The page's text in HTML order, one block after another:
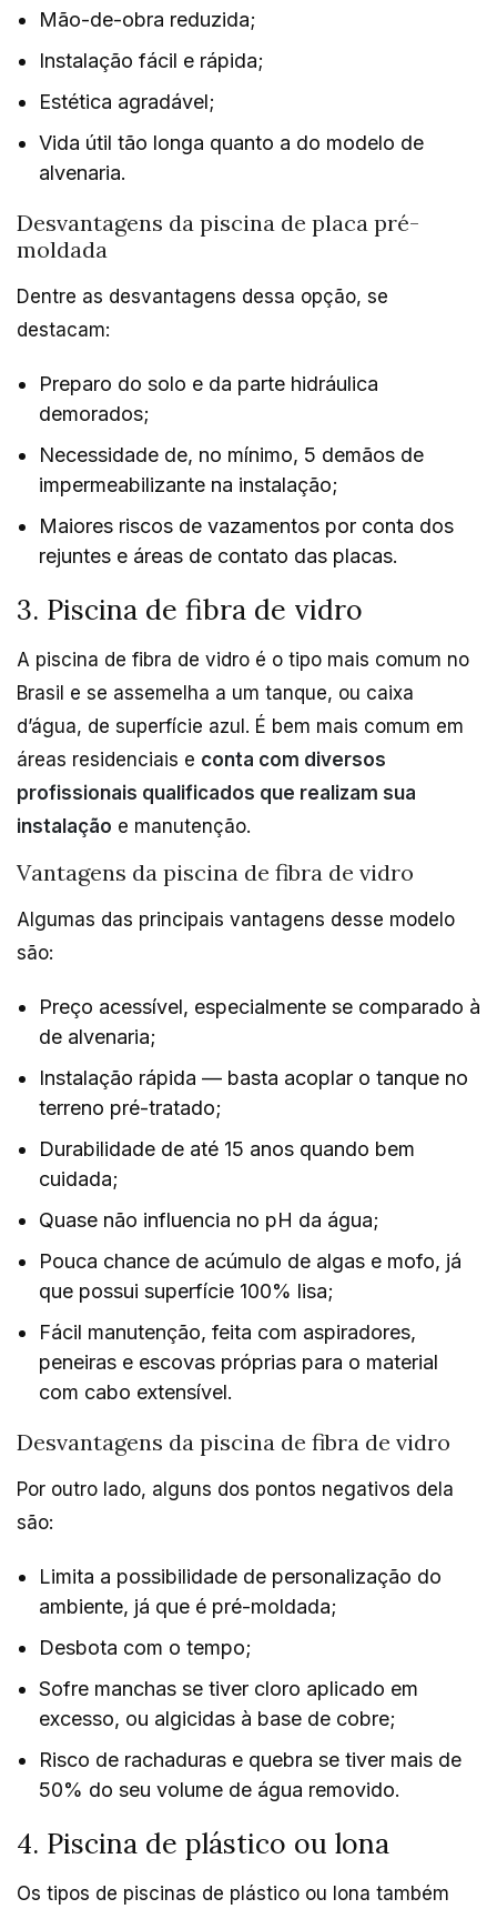
Mão-de-obra reduzida;
Instalação fácil e rápida;
Estética agradável;
Vida útil tão longa quanto a do modelo de
alvenaria.
Desvantagens da piscina de placa pré-
moldada
Dentre as desvantagens dessa opção, se
destacam:
Preparo do solo e da parte hidráulica
demorados;
Necessidade de, no mínimo, 5 demãos de
impermeabilizante na instalação;
Maiores riscos de vazamentos por conta dos
rejuntes e áreas de contato das placas.
3. Piscina de fibra de vidro
A piscina de fibra de vidro é o tipo mais comum no
Brasil e se assemelha a um tanque, ou caixa
d’água, de superfície azul. É bem mais comum em
áreas residenciais e conta com diversos
profissionais qualificados que realizam sua
instalação e manutenção.
Vantagens da piscina de fibra de vidro
Algumas das principais vantagens desse modelo
são:
Preço acessível, especialmente se comparado à
de alvenaria;
Instalação rápida — basta acoplar o tanque no
terreno pré-tratado;
Durabilidade de até 15 anos quando bem
cuidada;
Quase não influencia no pH da água;
Pouca chance de acúmulo de algas e mofo, já
que possui superfície 100% lisa;
Fácil manutenção, feita com aspiradores,
peneiras e escovas próprias para o material
com cabo extensível.
Desvantagens da piscina de fibra de vidro
Por outro lado, alguns dos pontos negativos dela
são:
Limita a possibilidade de personalização do
ambiente, já que é pré-moldada;
Desbota com o tempo;
Sofre manchas se tiver cloro aplicado em
excesso, ou algicidas à base de cobre;
Risco de rachaduras e quebra se tiver mais de
50% do seu volume de água removido.
4. Piscina de plástico ou lona
Os tipos de piscinas de plástico ou lona também